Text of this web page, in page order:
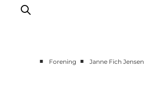
■ Forening ■ Janne Fich Jensen